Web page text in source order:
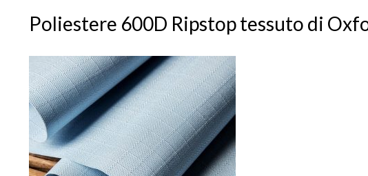
Poliestere 600D Ripstop tessuto di